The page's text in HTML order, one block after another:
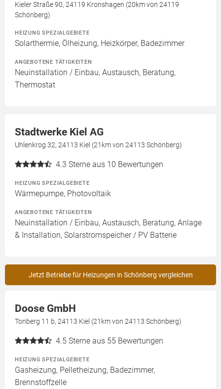
Kieler Straße 90, 24119 Kronshagen (20km von 24119
Schönberg)
HEIZUNG SPEZIALGEBIETE
Solarthermie, Ölheizung, Heizkörper, Badezimmer
ANGEBOTENE TÄTIGKEITEN
Neuinstallation / Einbau, Austausch, Beratung,
Thermostat
Stadtwerke Kiel AG
Uhlenkrog 32, 24113 Kiel (21km von 24113 Schönberg)
4.3 Sterne aus 10 Bewertungen
HEIZUNG SPEZIALGEBIETE
Wärmepumpe, Photovoltaik
ANGEBOTENE TÄTIGKEITEN
Neuinstallation / Einbau, Austausch, Beratung, Anlage
& Installation, Solarstromspeicher / PV Batterie
Jetzt Betriebe für Heizungen in Schönberg vergleichen
Doose GmbH
Tonberg 11 b, 24113 Kiel (21km von 24113 Schönberg)
4.5 Sterne aus 55 Bewertungen
HEIZUNG SPEZIALGEBIETE
Gasheizung, Pelletheizung, Badezimmer,
Brennstoffzelle